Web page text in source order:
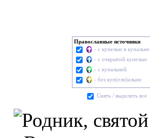
Православные источники
- с купелью в купальне
- с открытой купелью
- с купальней
- без куп(ели)альни
Cнять / выделить все